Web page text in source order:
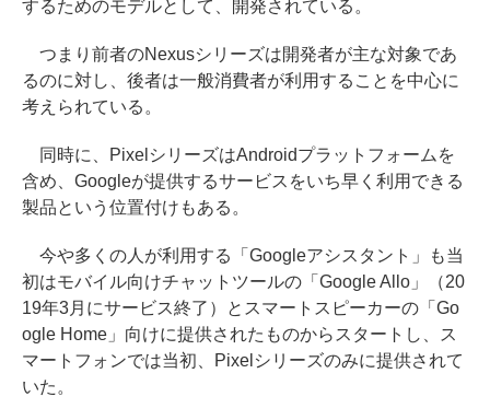
するためのモデルとして、開発されている。
つまり前者のNexusシリーズは開発者が主な対象であ
るのに対し、後者は一般消費者が利用することを中心に
考えられている。
同時に、PixelシリーズはAndroidプラットフォームを
含め、Googleが提供するサービスをいち早く利用できる
製品という位置付けもある。
今や多くの人が利用する「Googleアシスタント」も当
初はモバイル向けチャットツールの「Google Allo」（20
19年3月にサービス終了）とスマートスピーカーの「Go
ogle Home」向けに提供されたものからスタートし、ス
マートフォンでは当初、Pixelシリーズのみに提供されて
いた。